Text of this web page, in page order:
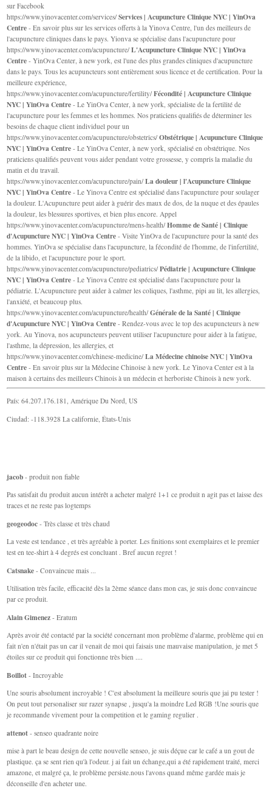
sur Facebook
https://www.yinovacenter.com/services/Services | Acupuncture Clinique NYC | YinOva
Centre - En savoir plus sur les services offerts à la Yinova Centre, l'un des meilleurs de
l'acupuncture cliniques dans le pays. Yionva se spécialise dans l'acupuncture pour
https://www.yinovacenter.com/acupuncture/L'Acupuncture Clinique NYC | YinOva
Centre - YinOva Center, à new york, est l'une des plus grandes cliniques d'acupuncture
dans le pays. Tous les acupuncteurs sont entièrement sous licence et de certification. Pour la
meilleure expérience,
https://www.yinovacenter.com/acupuncture/fertility/Fécondité | Acupuncture Clinique
NYC | YinOva Centre - Le YinOva Center, à new york, spécialiste de la fertilité de
l'acupuncture pour les femmes et les hommes. Nos praticiens qualifiés de déterminer les
besoins de chaque client individuel pour un
https://www.yinovacenter.com/acupuncture/obstetrics/Obstétrique | Acupuncture Clinique
NYC | YinOva Centre - Le YinOva Center, à new york, spécialisé en obstétrique. Nos
praticiens qualifiés peuvent vous aider pendant votre grossesse, y compris la maladie du
matin et du travail.
https://www.yinovacenter.com/acupuncture/pain/La douleur | l'Acupuncture Clinique
NYC | YinOva Centre - Le Yinova Centre est spécialisé dans l'acupuncture pour soulager
la douleur. L'Acupuncture peut aider à guérir des maux de dos, de la nuque et des épaules
la douleur, les blessures sportives, et bien plus encore. Appel
https://www.yinovacenter.com/acupuncture/mens-health/Homme de Santé | Clinique
d'Acupuncture NYC | YinOva Centre - Visite YinOva de l'acupuncture pour la santé des
hommes. YinOva se spécialise dans l'acupuncture, la fécondité de l'homme, de l'infertilité,
de la libido, et l'acupuncture pour le sport.
https://www.yinovacenter.com/acupuncture/pediatrics/Pédiatrie | Acupuncture Clinique
NYC | YinOva Centre - Le Yinova Centre est spécialisé dans l'acupuncture pour la
pédiatrie. L'Acupuncture peut aider à calmer les coliques, l'asthme, pipi au lit, les allergies,
l'anxiété, et beaucoup plus.
https://www.yinovacenter.com/acupuncture/health/Générale de la Santé | Clinique
d'Acupuncture NYC | YinOva Centre - Rendez-vous avec le top des acupuncteurs à new
york. Au Yinova, nos acupuncteurs peuvent utiliser l'acupuncture pour aider à la fatigue,
l'asthme, la dépression, les allergies, et
https://www.yinovacenter.com/chinese-medicine/La Médecine chinoise NYC | YinOva
Centre - En savoir plus sur la Médecine Chinoise à new york. Le Yinova Center est à la
maison à certains des meilleurs Chinois à un médecin et herboriste Chinois à new york.
País: 64.207.176.181, Amérique Du Nord, US
Ciudad: -118.3928 La californie, États-Unis
jacob - produit non fiable
Pas satisfait du produit aucun intérêt a acheter malgré 1+1 ce produit n agit pas et laisse des
traces et ne reste pas logtemps
geogeodoc - Très classe et très chaud
La veste est tendance , et très agréable à porter. Les finitions sont exemplaires et le premier
test en tee-shirt à 4 degrés est concluant . Bref aucun regret !
Catsnake - Convaincue mais ...
Utilisation très facile, efficacité dès la 2ème séance dans mon cas, je suis donc convaincue
par ce produit.
Alain Gimenez - Eratum
Après avoir été contacté par la société concernant mon problème d'alarme, problème qui en
fait n'en n'était pas un car il venait de moi qui faisais une mauvaise manipulation, je met 5
étoiles sur ce produit qui fonctionne très bien ....
Boillot - Incroyable
Une souris absolument incroyable ! C'est absolument la meilleure souris que jai pu tester !
On peut tout personaliser sur razer synapse , jusqu'a la moindre Led RGB !Une souris que
je recommande vivement pour la competition et le gaming regulier .
attenot - senseo quadrante noire
mise à part le beau design de cette nouvelle senseo, je suis déçue car le café a un gout de
plastique. ça se sent rien qu'à l'odeur. j ai fait un échange,qui a été rapidement traité, merci
amazone, et malgré ça, le problème persiste.nous l'avons quand même gardée mais je
déconseille d'en acheter une.